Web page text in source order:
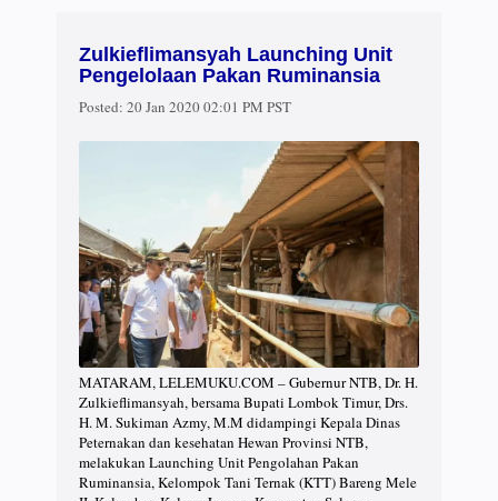
Zulkieflimansyah Launching Unit
Pengelolaan Pakan Ruminansia
Posted: 20 Jan 2020 02:01 PM PST
MATARAM, LELEMUKU.COM – Gubernur NTB, Dr. H.
Zulkieflimansyah, bersama Bupati Lombok Timur, Drs.
H. M. Sukiman Azmy, M.M didampingi Kepala Dinas
Peternakan dan kesehatan Hewan Provinsi NTB,
melakukan Launching Unit Pengolahan Pakan
Ruminansia, Kelompok Tani Ternak (KTT) Bareng Mele